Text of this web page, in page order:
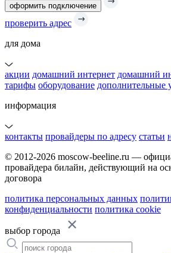
оформить подключение
проверить адрес
для дома
акции домашний интернет домашний
тарифы оборудование дополнительные
информация
контакты провайдеры по адресу статьи
© 2012-2026 moscow-beeline.ru —
провайдера билайн, действующий на
договора
политика персональных данных
конфиденциальности политика cookie
выбор города